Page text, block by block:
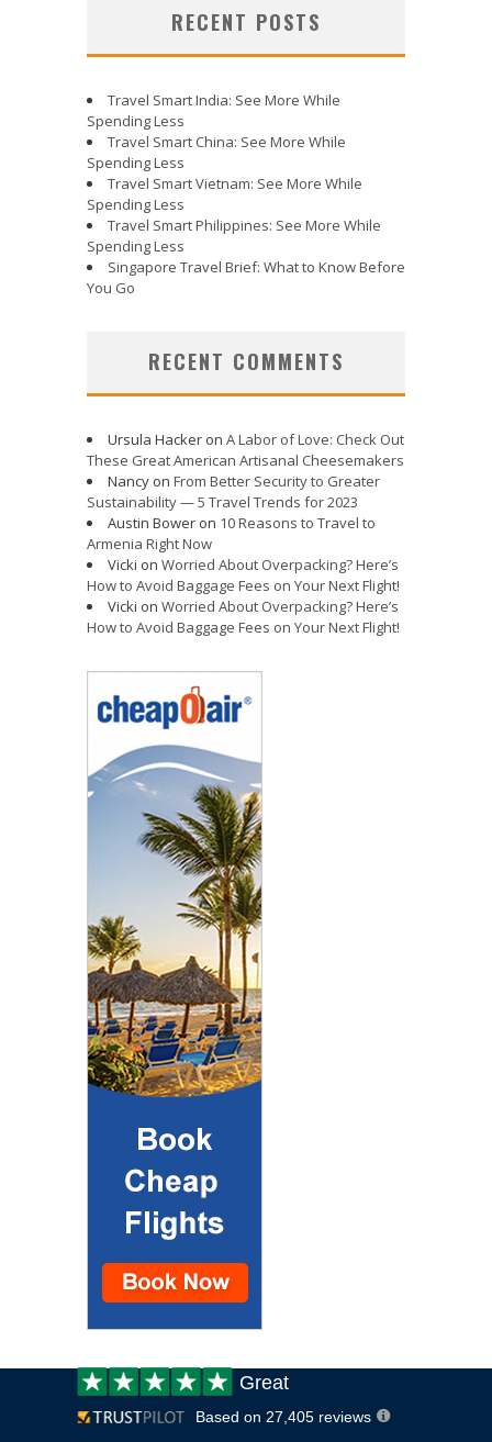
RECENT POSTS
Travel Smart India: See More While
Spending Less
Travel Smart China: See More While
Spending Less
Travel Smart Vietnam: See More While
Spending Less
Travel Smart Philippines: See More While
Spending Less
Singapore Travel Brief: What to Know Before
You Go
RECENT COMMENTS
Ursula Hacker on A Labor of Love: Check Out
These Great American Artisanal Cheesemakers
Nancy on From Better Security to Greater
Sustainability — 5 Travel Trends for 2023
Austin Bower on 10 Reasons to Travel to
Armenia Right Now
Vicki on Worried About Overpacking? Here’s
How to Avoid Baggage Fees on Your Next Flight!
Vicki on Worried About Overpacking? Here’s
How to Avoid Baggage Fees on Your Next Flight!
Customer
review:
Great
Based on 27,405 reviews